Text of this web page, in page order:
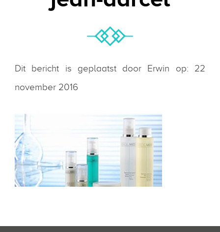
Dit bericht is geplaatst door Erwin op: 22
november 2016